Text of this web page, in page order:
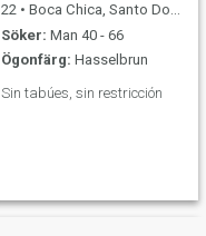
22 • Boca Chica, Santo Domingo, Dominikanska Rep.
Söker: Man 40 - 66
Ögonfärg: Hasselbrun
Sin tabúes, sin restricción